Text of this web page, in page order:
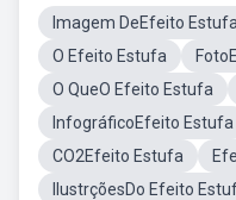
Imagem DeEfeito Estufa
O Efeito Estufa
O QueO Efeito Estufa
InfográficoEfeito Estufa
CO2Efeito Estufa
IlustrçõesDo Efeito